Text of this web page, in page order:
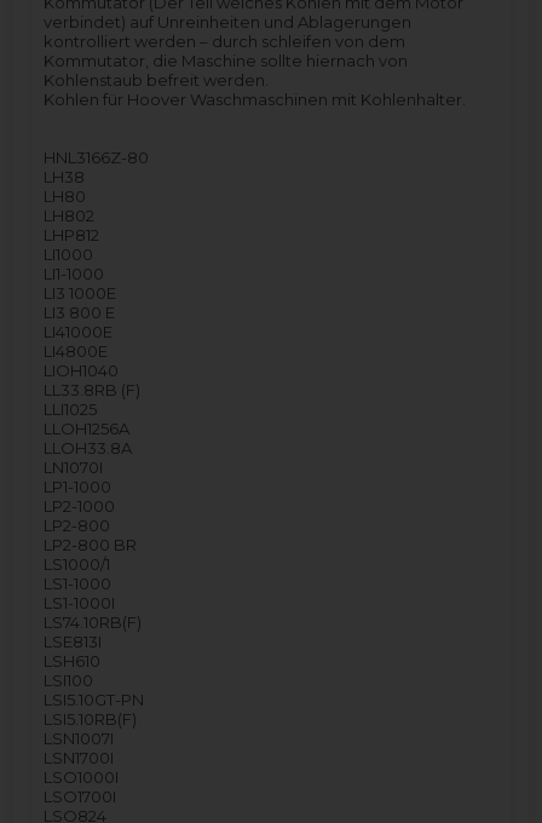
verbindet) auf Unreinheiten und Ablagerungen
kontrolliert werden – durch schleifen von dem
Kommutator, die Maschine sollte hiernach von
Kohlenstaub befreit werden.
Kohlen für Hoover Waschmaschinen mit Kohlenhalter.
HNL3166Z-80
LH38
LH80
LH802
LHP812
LI1000
LI1-1000
LI3 1000E
LI3 800 E
LI41000E
LI4800E
LIOH1040
LL33.8RB (F)
LLI1025
LLOH1256A
LLOH33.8A
LN1070I
LP1-1000
LP2-1000
LP2-800
LP2-800 BR
LS1000/1
LS1-1000
LS1-1000I
LS74.10RB(F)
LSE813I
LSH610
LSI100
LSI5.10GT-PN
LSI5.10RB(F)
LSN1007I
LSN1700I
LSO1000I
LSO1700I
LSO824